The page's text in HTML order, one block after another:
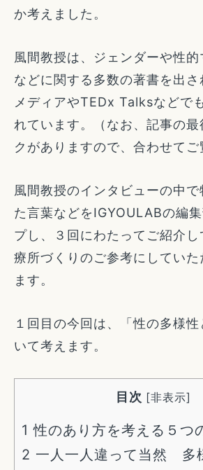
か考えました。
風間教授は、ジェンダーや性
などに関する多数の著書を出さ
メディアやTEDx Talksなどで
れています。（なお、記事の
クがありますので、合わせてご
風間教授のインタビューの中で
た言葉などをIGYOULABの編
プし、３回にわたってご紹介
療所づくりのご参考にしてい
ます。
１回目の今回は、「性の多様
いて考えます。
目次 [非表示]
1 性のあり方を考える５つ
2 一人一人違って当然 多